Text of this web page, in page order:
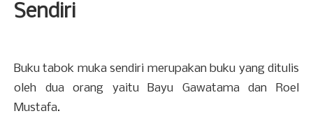
Sendiri
Buku tabok muka sendiri merupakan buku yang ditulis
oleh dua orang yaitu Bayu Gawatama dan Roel
Mustafa.